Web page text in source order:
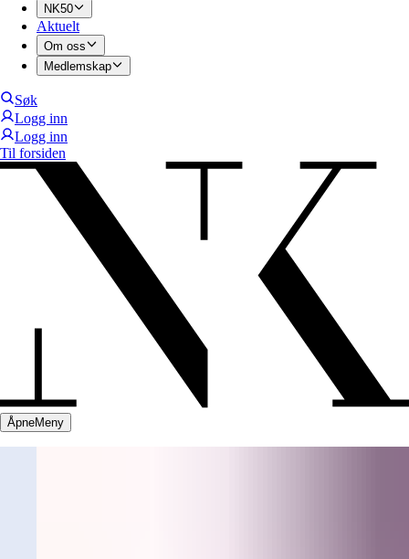
NK50
Aktuelt
Om oss
Medlemskap
Søk
Logg inn
Logg inn
Til forsiden
ÅpneMeny